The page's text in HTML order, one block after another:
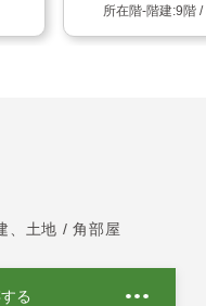
9階 /
、土地 / 角部屋
る